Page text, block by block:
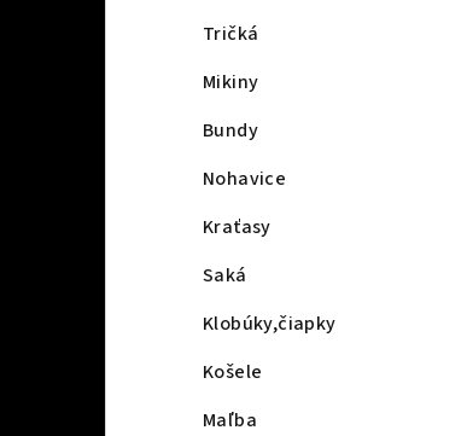
Tričká
Mikiny
Bundy
Nohavice
Kraťasy
Saká
Klobúky,čiapky
Košele
Maľba